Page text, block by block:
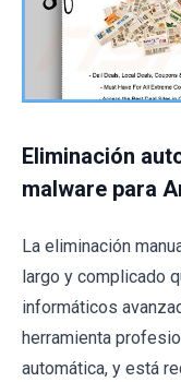
Eliminación
malware para
La eliminación
largo y complicado
informáticos
herramienta
automática, y está